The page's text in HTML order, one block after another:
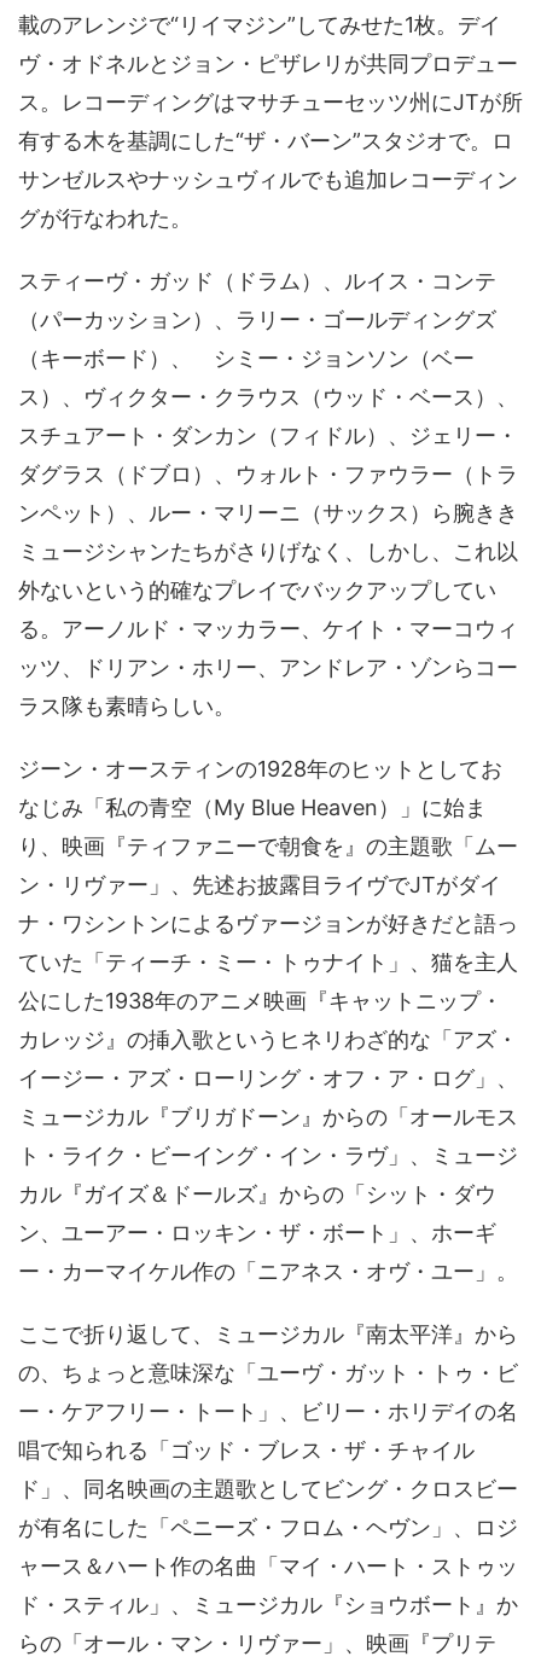
載のアレンジで“リイマジン”してみせた1枚。デイ
ヴ・オドネルとジョン・ピザレリが共同プロデュー
ス。レコーディングはマサチューセッツ州にJTが所
有する木を基調にした“ザ・バーン”スタジオで。ロ
サンゼルスやナッシュヴィルでも追加レコーディン
グが行なわれた。
スティーヴ・ガッド（ドラム）、ルイス・コンテ
（パーカッション）、ラリー・ゴールディングズ
（キーボード）、 シミー・ジョンソン（ベー
ス）、ヴィクター・クラウス（ウッド・ベース）、
スチュアート・ダンカン（フィドル）、ジェリー・
ダグラス（ドブロ）、ウォルト・ファウラー（トラ
ンペット）、ルー・マリーニ（サックス）ら腕きき
ミュージシャンたちがさりげなく、しかし、これ以
外ないという的確なプレイでバックアップしてい
る。アーノルド・マッカラー、ケイト・マーコウィ
ッツ、ドリアン・ホリー、アンドレア・ゾンらコー
ラス隊も素晴らしい。
ジーン・オースティンの1928年のヒットとしてお
なじみ「私の青空（My Blue Heaven）」に始ま
り、映画『ティファニーで朝食を』の主題歌「ムー
ン・リヴァー」、先述お披露目ライヴでJTがダイ
ナ・ワシントンによるヴァージョンが好きだと語っ
ていた「ティーチ・ミー・トゥナイト」、猫を主人
公にした1938年のアニメ映画『キャットニップ・
カレッジ』の挿入歌というヒネリわざ的な「アズ・
イージー・アズ・ローリング・オフ・ア・ログ」、
ミュージカル『ブリガドーン』からの「オールモス
ト・ライク・ビーイング・イン・ラヴ」、ミュージ
カル『ガイズ＆ドールズ』からの「シット・ダウ
ン、ユーアー・ロッキン・ザ・ボート」、ホーギ
ー・カーマイケル作の「ニアネス・オヴ・ユー」。
ここで折り返して、ミュージカル『南太平洋』から
の、ちょっと意味深な「ユーヴ・ガット・トゥ・ビ
ー・ケアフリー・トート」、ビリー・ホリデイの名
唱で知られる「ゴッド・ブレス・ザ・チャイル
ド」、同名映画の主題歌としてビング・クロスビー
が有名にした「ペニーズ・フロム・ヘヴン」、ロジ
ャース＆ハート作の名曲「マイ・ハート・ストゥッ
ド・スティル」、ミュージカル『ショウボート』か
らの「オール・マン・リヴァー」、映画『プリテ